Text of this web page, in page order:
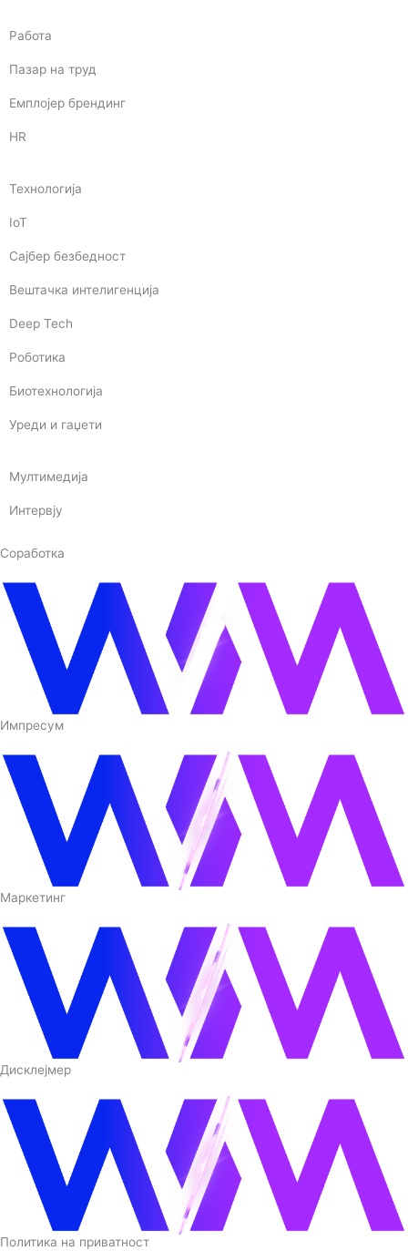
Работа
Пазар на труд
Емплојер брендинг
HR
Технологија
IoT
Сајбер безбедност
Вештачка интелигенција
Deep Tech
Роботика
Биотехнологија
Уреди и гаџети
Мултимедија
Интервју
Соработка
Импресум
Маркетинг
Дисклејмер
Политика на приватност